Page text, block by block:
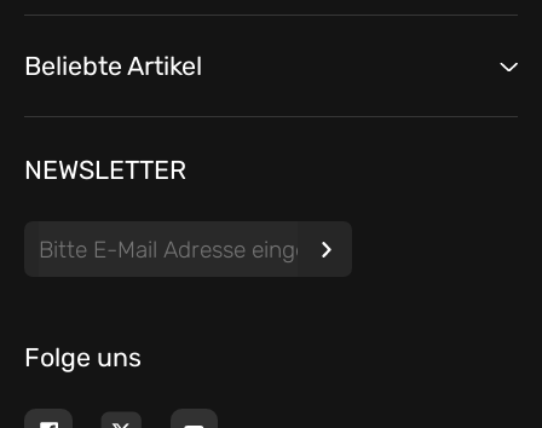
Beliebte Artikel
NEWSLETTER
Folge uns